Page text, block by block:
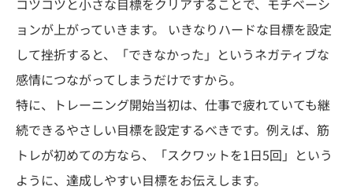
ョンが上がっていきます。 いきなりハードな目標を設定
して挫折すると、「できなかった」というネガティブな
感情につながってしまうだけですから。
特に、トレーニング開始当初は、仕事で疲れていても継
続できるやさしい目標を設定するべきです。例えば、筋
トレが初めての方なら、「スクワットを1日5回」という
ように、達成しやすい目標をお伝えします。